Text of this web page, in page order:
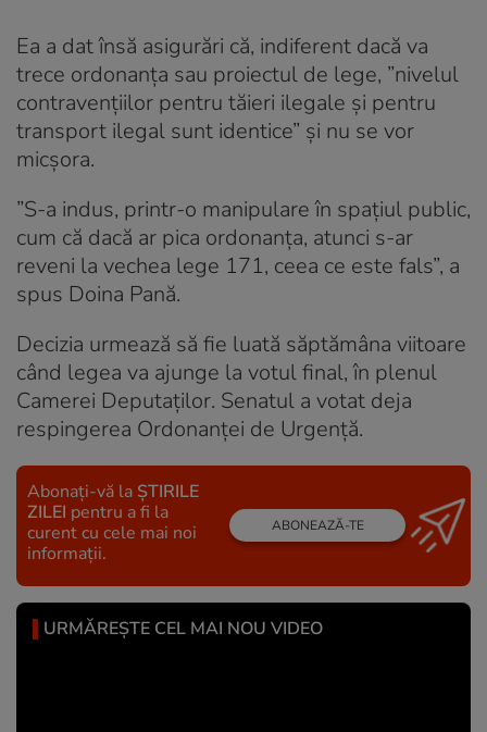
Ea a dat însă asigurări că, indiferent dacă va
trece ordonanţa sau proiectul de lege, ”nivelul
contravenţiilor pentru tăieri ilegale şi pentru
transport ilegal sunt identice” și nu se vor
micșora.
”S-a indus, printr-o manipulare în spaţiul public,
cum că dacă ar pica ordonanţa, atunci s-ar
reveni la vechea lege 171, ceea ce este fals”, a
spus Doina Pană.
Decizia urmează să fie luată săptămâna viitoare
când legea va ajunge la votul final, în plenul
Camerei Deputaților. Senatul a votat deja
respingerea Ordonanței de Urgență.
Abonați-vă la ȘTIRILE
ZILEI pentru a fi la
curent cu cele mai noi
informații.
ABONEAZĂ-TE
URMĂREȘTE CEL MAI NOU VIDEO